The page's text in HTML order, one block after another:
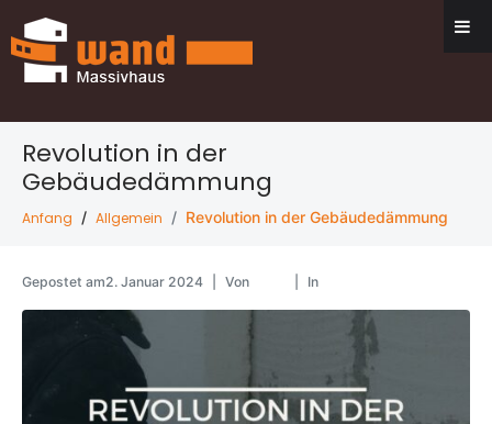
Revolution in der
Gebäudedämmung
Anfang Allgemein Revolution in der Gebäudedämmung
Gepostet am2. Januar 2024 Von In